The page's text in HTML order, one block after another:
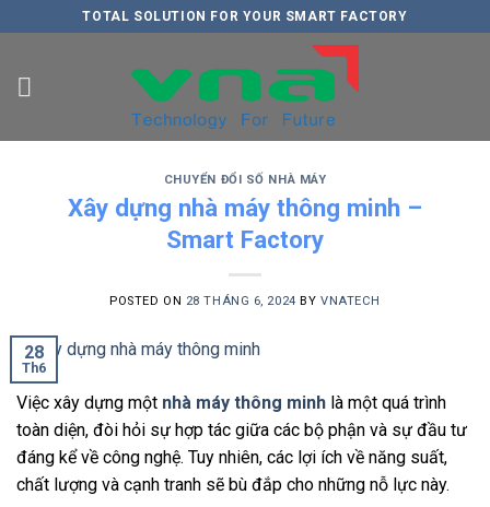
to
TOTAL SOLUTION FOR YOUR SMART FACTORY
CHUYỂN ĐỔI SỐ NHÀ MÁY
Xây dựng nhà máy thông minh –
Smart Factory
POSTED ON 28 THÁNG 6, 2024 BY VNATECH
28
Th6
Việc xây dựng một nhà máy thông minh là một quá trình
toàn diện, đòi hỏi sự hợp tác giữa các bộ phận và sự đầu tư
đáng kể về công nghệ. Tuy nhiên, các lợi ích về năng suất,
chất lượng và cạnh tranh sẽ bù đắp cho những nỗ lực này.